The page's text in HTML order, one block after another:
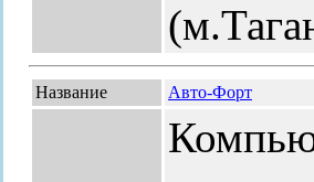
Название Авто-Форт